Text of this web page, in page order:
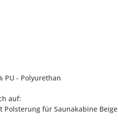
PU - Polyurethan
auf:
für Saunakabine Beige